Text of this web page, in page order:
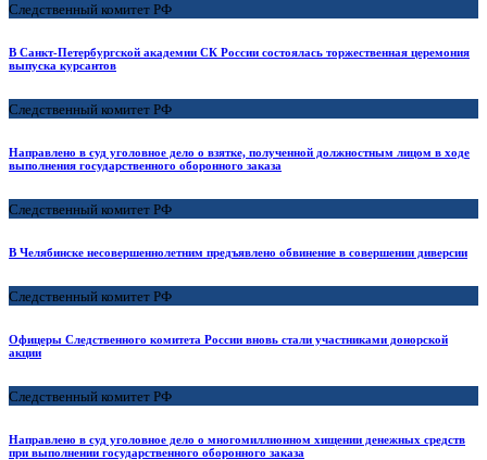
Следственный комитет РФ
В Санкт-Петербургской академии СК России состоялась торжественная церемония
выпуска курсантов
Следственный комитет РФ
Направлено в суд уголовное дело о взятке, полученной должностным лицом в ходе
выполнения государственного оборонного заказа
Следственный комитет РФ
В Челябинске несовершеннолетним предъявлено обвинение в совершении диверсии
Следственный комитет РФ
Офицеры Следственного комитета России вновь стали участниками донорской
акции
Следственный комитет РФ
Направлено в суд уголовное дело о многомиллионном хищении денежных средств
при выполнении государственного оборонного заказа